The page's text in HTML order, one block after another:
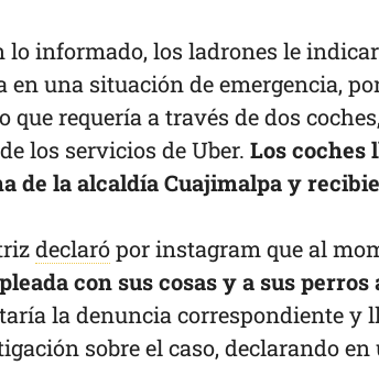
lo informado, los ladrones le
en una situación de emergencia,
que requería a través de dos
los servicios de Uber. Los coches
de la alcaldía Cuajimalpa y
declarópor instagram que al
con sus cosas y a sus perros
la denuncia correspondiente y
sobre el caso, declarando